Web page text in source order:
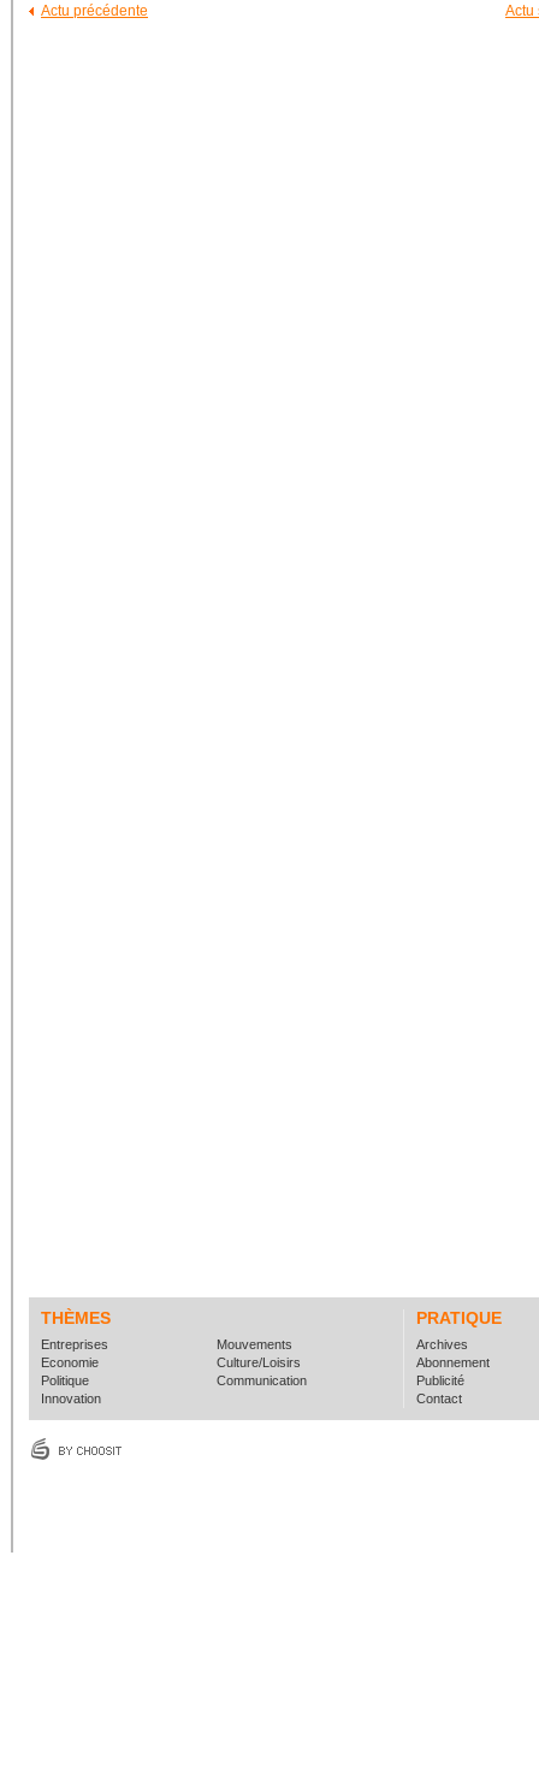
Actu
Actu précédente
THÈMES PRATIQUE
Entreprises
Economie
Politique
Innovation
Mouvements
Culture/Loisirs
Communication
Archives
Abonnement
Publicité
Contact